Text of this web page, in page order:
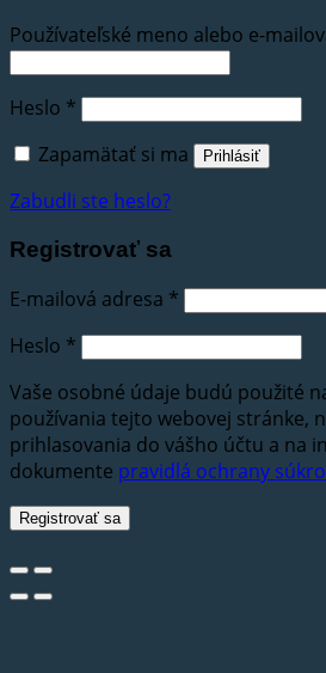
Používateľské meno alebo e-
Heslo *
Zapamätať si ma
Prihlásiť
Zabudli ste heslo?
Registrovať sa
E-mailová adresa *
Heslo *
Vaše osobné údaje budú použité
používania tejto webovej stránke,
prihlasovania do vášho účtu a na
dokumente pravidlá ochrany
Registrovať sa